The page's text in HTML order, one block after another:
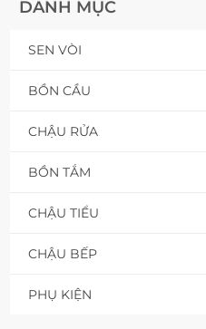
DANH MỤC
SEN VÒI
BỒN CẦU
CHẬU RỬA
BỒN TẮM
CHẬU TIỂU
CHẬU BẾP
PHỤ KIỆN